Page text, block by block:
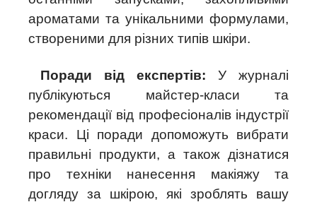
ароматами та унікальними формулами,
створеними для різних типів шкіри.
Поради від експертів: У журналі
публікуються майстер-класи та
рекомендації від професіоналів індустрії
краси. Ці поради допоможуть вибрати
правильні продукти, а також дізнатися
про техніки нанесення макіяжу та
догляду за шкірою, які зроблять вашу